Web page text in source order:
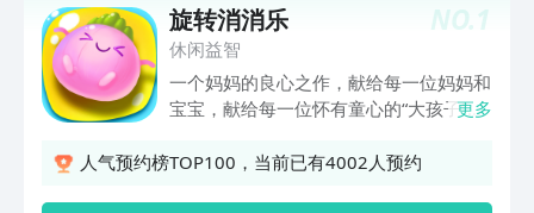
NO.1
旋转消消乐
休闲益智
一个妈妈的良心之作，献给每一位妈妈和
宝宝，献给每一位怀有童心的“大孩子”！
三消游戏，最新烧脑玩法，你绝对没见
更多
人气预约榜TOP100，当前已有4002人预约